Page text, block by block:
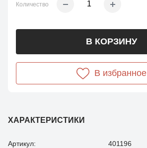
ХАРАКТЕРИСТИКИ
Артикул:
401196
Количество
В КОРЗИНУ
В избранное